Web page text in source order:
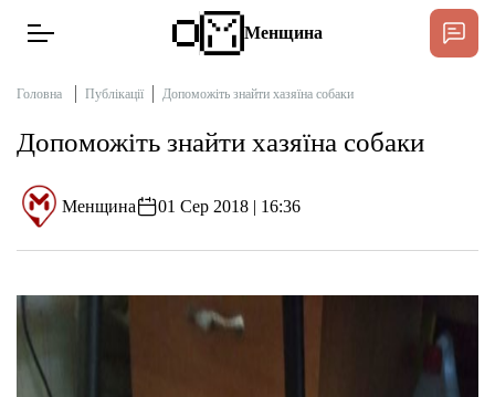
Тексти
Публікації
Менщина
Головна Публікації Допоможіть знайти хазяїна собаки
Допоможіть знайти хазяїна собаки
Менщина 01 Сер 2018 | 16:36